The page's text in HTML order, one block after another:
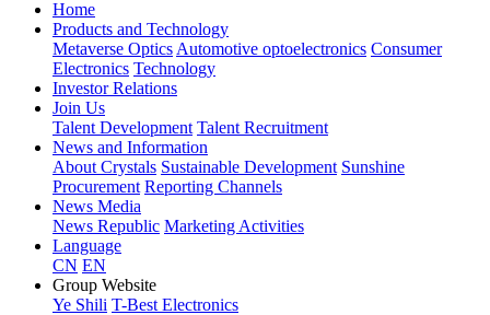
Home
Products and Technology
Metaverse Optics Automotive optoelectronics Consumer
Electronics Technology
Investor Relations
Join Us
Talent Development Talent Recruitment
News and Information
About Crystals Sustainable Development Sunshine
Procurement Reporting Channels
News Media
News Republic Marketing Activities
Language
CN EN
Group Website
Ye Shili T-Best Electronics